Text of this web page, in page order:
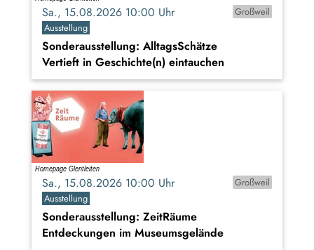
Sa., 15.08.2026 10:00 Uhr
Großweil
Ausstellung
Sonderausstellung: AlltagsSchätze
Vertieft in Geschichte(n) eintauchen
Sa., 15.08.2026 10:00 Uhr
Großweil
Ausstellung
Sonderausstellung: ZeitRäume
Entdeckungen im Museumsgelände